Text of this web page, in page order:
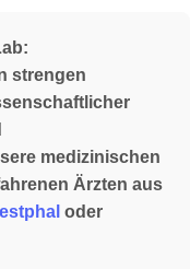
strengen
medizinischen
Ärzten aus
oder